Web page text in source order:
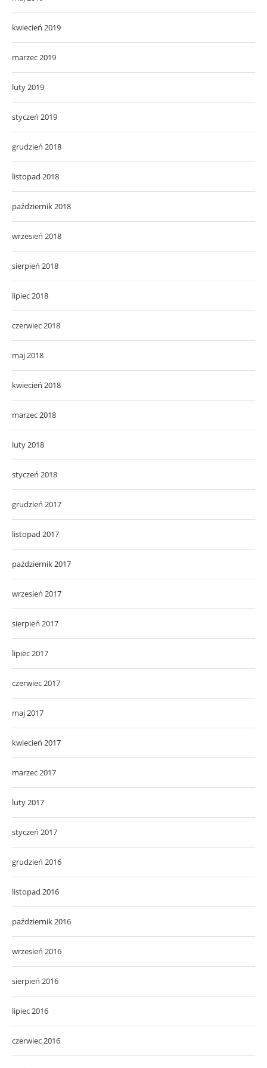
kwiecień 2019
marzec 2019
luty 2019
styczeń 2019
grudzień 2018
listopad 2018
październik 2018
wrzesień 2018
sierpień 2018
lipiec 2018
czerwiec 2018
maj 2018
kwiecień 2018
marzec 2018
luty 2018
styczeń 2018
grudzień 2017
listopad 2017
październik 2017
wrzesień 2017
sierpień 2017
lipiec 2017
czerwiec 2017
maj 2017
kwiecień 2017
marzec 2017
luty 2017
styczeń 2017
grudzień 2016
listopad 2016
październik 2016
wrzesień 2016
sierpień 2016
lipiec 2016
czerwiec 2016